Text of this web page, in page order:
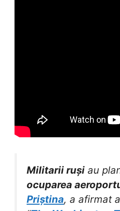
Militarii ruși au
ocuparea
Priștina, a afirmat